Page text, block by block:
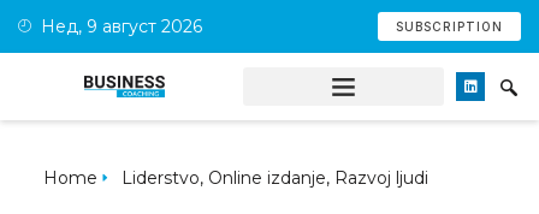
Нед, 9 август 2026 SUBSCRIPTION
Home Liderstvo, Online izdanje, Razvoj ljudi